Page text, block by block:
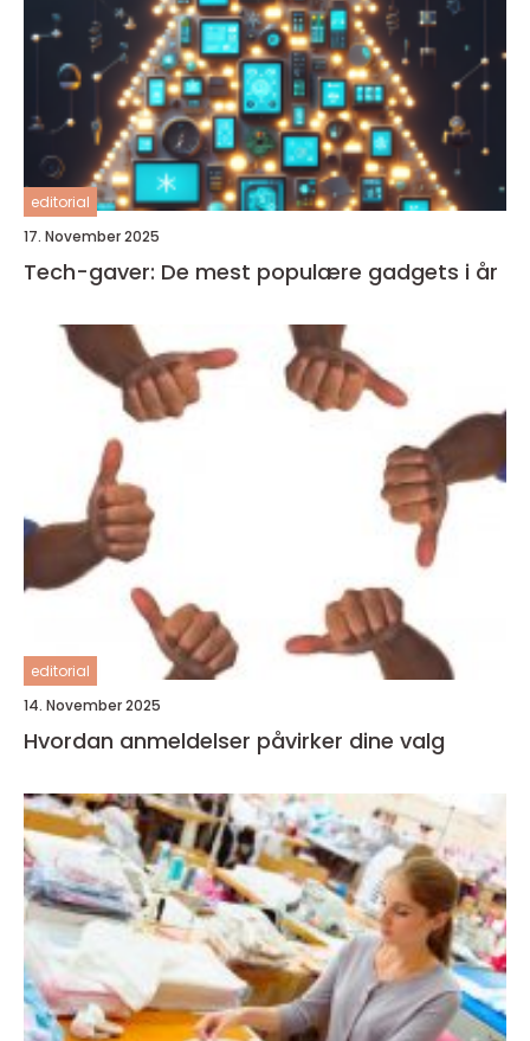
editorial
17. November 2025
Tech-gaver: De mest populære gadgets i år
editorial
14. November 2025
Hvordan anmeldelser påvirker dine valg